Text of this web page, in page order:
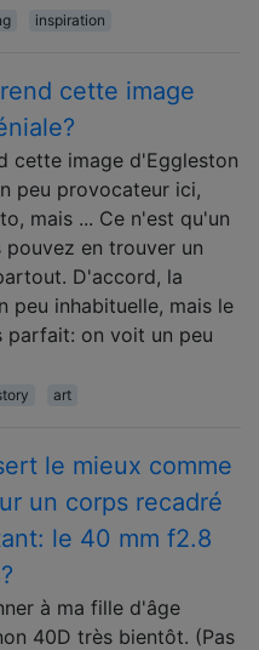
inspiration
cette image
cette image d'Eggleston
peu provocateur ici,
mais ... Ce n'est qu'un
en trouver un
D'accord, la
peu inhabituelle, mais le
parfait: on voit un peu
art
le mieux comme
un corps recadré
le 40 mm f2.8
à ma fille d'âge
40D très bientôt. (Pas